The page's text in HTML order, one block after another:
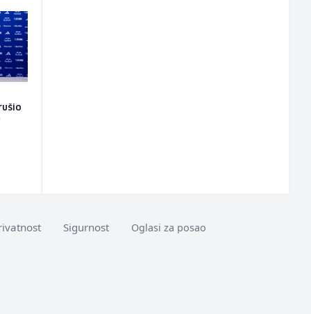
Sigurnost Oglasi za posao